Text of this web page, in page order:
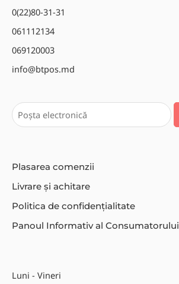
0(22)80-31-31
061112134
069120003
info@btpos.md
Plasarea comenzii
Livrare și achitare
Politica de confidențialitate
Panoul Informativ al Consumatorului
Luni - Vineri